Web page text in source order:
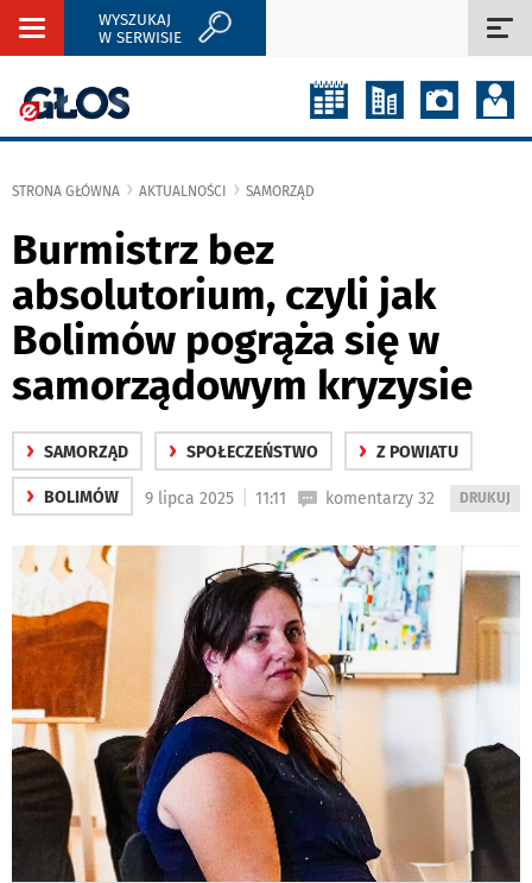
Rozwiń
WYSZUKAJ
W SERWISIE
STRONA GŁÓWNA AKTUALNOŚCI SAMORZĄD
Burmistrz bez
absolutorium, czyli jak
Bolimów pogrąża się w
samorządowym kryzysie
› SAMORZĄD › SPOŁECZEŃSTWO › Z POWIATU
› BOLIMÓW
WYDRUKUJ
DRUKUJ
9 lipca 2025 11:11 komentarzy 32